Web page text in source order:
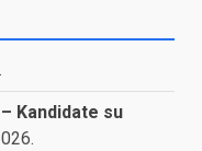
Kandidate su